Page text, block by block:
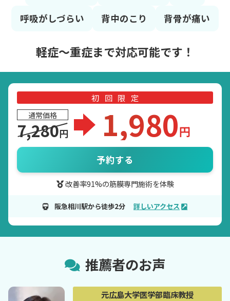
呼吸がしづらい
背中のこり 背骨が痛い
軽症〜重症まで対応可能です！
初回限定
通常価格
7,280円 1,980円
予約する
改善率91%の筋膜専門施術を体験
阪急相川駅から徒歩2分 詳しいアクセス
推薦者のお声
元広島大学医学部臨床教授